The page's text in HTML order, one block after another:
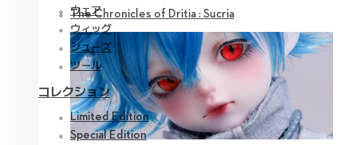
The Chronicles of Dritia : Sucria
ウェア
ウィッグ
シューズ
ツール
コレクション
Limited Edition
Special Edition